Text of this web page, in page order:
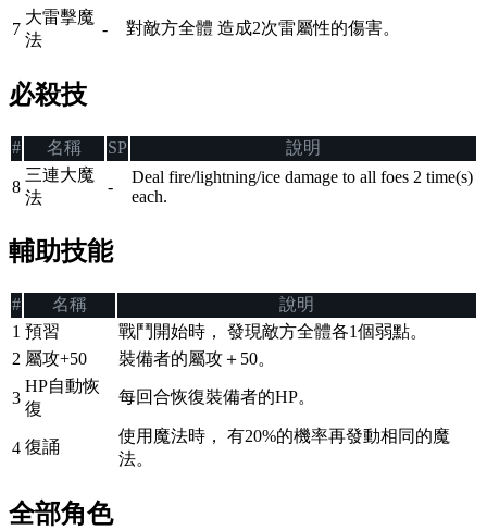
7
大雷擊魔
法
- 對敵方全體 造成2次雷屬性的傷害。
必殺技
# 名稱 SP 說明
8
三連大魔
法
-
Deal fire/lightning/ice damage to all foes 2 time(s)
each.
輔助技能
# 名稱
說明
1 預習
戰鬥開始時， 發現敵方全體各1個弱點。
2 屬攻+50 裝備者的屬攻＋50。
3
HP自動恢
復
每回合恢復裝備者的HP。
4 復誦
使用魔法時， 有20%的機率再發動相同的魔
法。
全部角色